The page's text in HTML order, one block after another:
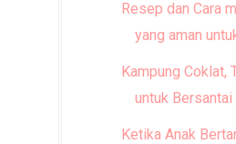
Resep dan Cara
yang aman
Kampung Coklat,
untuk Bersantai
Ketika Anak